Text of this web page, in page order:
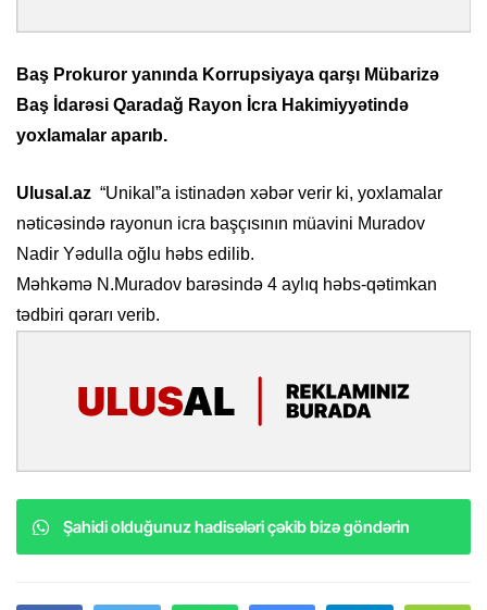
Baş Prokuror yanında Korrupsiyaya qarşı Mübarizə
Baş İdarəsi Qaradağ Rayon İcra Hakimiyyətində
yoxlamalar aparıb.
Ulusal.az “Unikal”a istinadən xəbər verir ki, yoxlamalar
nəticəsində rayonun icra başçısının müavini Muradov
Nadir Yədulla oğlu həbs edilib.
Məhkəmə N.Muradov barəsində 4 aylıq həbs-qətimkan
tədbiri qərarı verib.
Şahidi olduğunuz hadisələri çəkib bizə göndərin